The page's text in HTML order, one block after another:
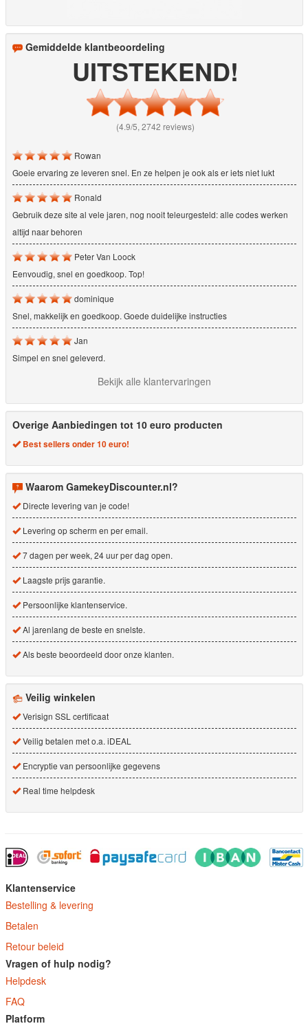
Gemiddelde klantbeoordeling
UITSTEKEND!
(4.9/5, 2742 reviews)
Rowan
Goeie ervaring ze leveren snel. En ze helpen je ook als er iets niet lukt
Ronald
Gebruik deze site al vele jaren, nog nooit teleurgesteld: alle codes werken
altijd naar behoren
Peter Van Loock
Eenvoudig, snel en goedkoop. Top!
dominique
Snel, makkelijk en goedkoop. Goede duidelijke instructies
Jan
Simpel en snel geleverd.
Bekijk alle klantervaringen
Overige Aanbiedingen tot 10 euro producten
Best sellers onder 10 euro!
Waarom GamekeyDiscounter.nl?
Directe levering van je code!
Levering op scherm en per email.
7 dagen per week, 24 uur per dag open.
Laagste prijs garantie.
Persoonlijke klantenservice.
Al jarenlang de beste en snelste.
Als beste beoordeeld door onze klanten.
Veilig winkelen
Verisign SSL certificaat
Veilig betalen met o.a. iDEAL
Encryptie van persoonlijke gegevens
Real time helpdesk
Klantenservice
Bestelling & levering
Betalen
Retour beleid
Vragen of hulp nodig?
Helpdesk
FAQ
Platform